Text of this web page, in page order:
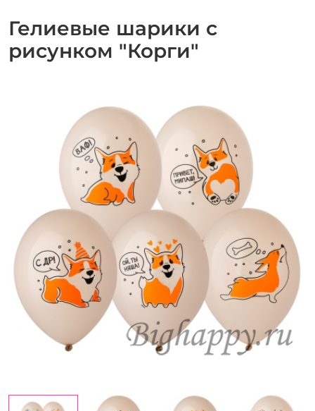
Гелиевые шарики с
рисунком "Корги"